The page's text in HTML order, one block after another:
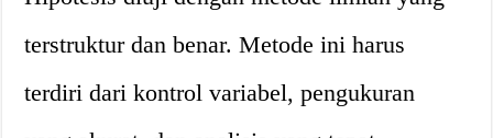
terstruktur dan benar. Metode ini harus
terdiri dari kontrol variabel, pengukuran